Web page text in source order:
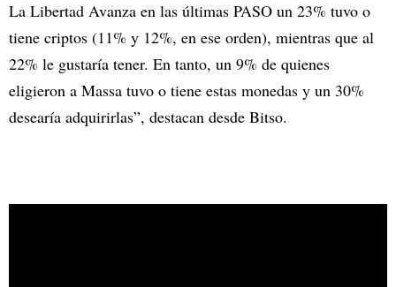
La Libertad Avanza en las últimas PASO un 23% tuvo o
tiene criptos (11% y 12%, en ese orden), mientras que al
22% le gustaría tener. En tanto, un 9% de quienes
eligieron a Massa tuvo o tiene estas monedas y un 30%
desearía adquirirlas”, destacan desde Bitso.